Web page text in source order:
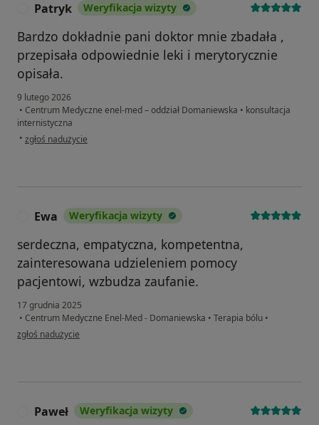
Patryk Weryfikacja wizyty
Bardzo dokładnie pani doktor mnie zbadała ,
przepisała odpowiednie leki i merytorycznie
opisała.
9 lutego 2026
• Centrum Medyczne enel-med – oddział Domaniewska • konsultacja
internistyczna
• w opinii użytkownika Patryk
zgłoś nadużycie
Ewa Weryfikacja wizyty
serdeczna, empatyczna, kompetentna,
zainteresowana udzieleniem pomocy
pacjentowi, wzbudza zaufanie.
17 grudnia 2025
• Centrum Medyczne Enel-Med - Domaniewska • Terapia bólu •
w opinii użytkownika Ewa
zgłoś nadużycie
Paweł Weryfikacja wizyty